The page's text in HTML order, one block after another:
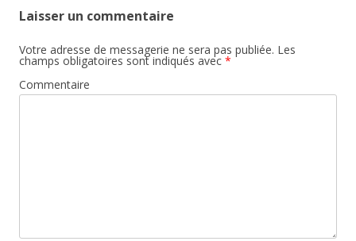
Laisser un commentaire
Votre adresse de messagerie ne sera pas publiée. Les
champs obligatoires sont indiqués avec *
Commentaire